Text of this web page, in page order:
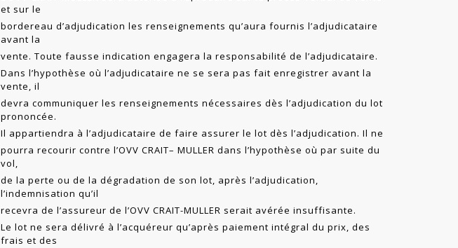
et sur le
bordereau d’adjudication les renseignements qu’aura fournis l’adjudicataire
avant la
vente. Toute fausse indication engagera la responsabilité de l’adjudicataire.
Dans l’hypothèse où l’adjudicataire ne se sera pas fait enregistrer avant la
vente, il
devra communiquer les renseignements nécessaires dès l’adjudication du lot
prononcée.
Il appartiendra à l’adjudicataire de faire assurer le lot dès l’adjudication. Il ne
pourra recourir contre l’OVV CRAIT– MULLER dans l’hypothèse où par suite du
vol,
de la perte ou de la dégradation de son lot, après l’adjudication,
l’indemnisation qu’il
recevra de l’assureur de l’OVV CRAIT-MULLER serait avérée insuffisante.
Le lot ne sera délivré à l’acquéreur qu’après paiement intégral du prix, des
frais et des